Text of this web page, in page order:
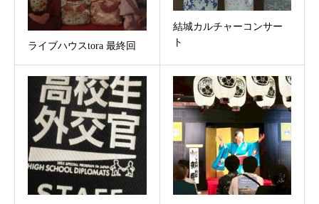
ライブハウスtora 最終回
結城カルチャーコンサー
ト